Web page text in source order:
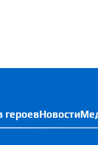
героевНовости